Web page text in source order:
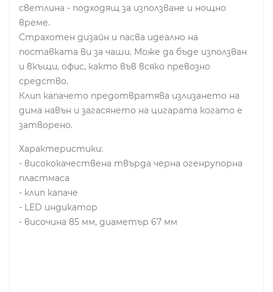
светлина - подходящ за използване и нощно
време.
Страхотен дизайн и пасва идеално на
поставката ви за чаши. Може да бъде използван
и вкъщи, офис, както във всяко превозно
средство.
Клип капачето предотвратява излизането на
дима навън и загасянето на цигарата когато е
затворено.
Характеристики:
- висококачествена твърда черна огенрупорна
пластмаса
- клип капаче
- LED индикатор
- височина 85 мм, диаметър 67 мм